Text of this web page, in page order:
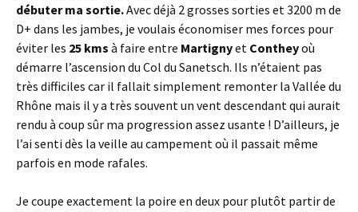
débuter ma sortie.Avec déjà 2 grosses sorties et 3200 m de
D+ dans les jambes, je voulais économiser mes forces pour
éviter les 25 kms à faire entre Martignyet Contheyoù
démarre l’ascension du Col du Sanetsch. Ils n’étaient pas
très difficiles car il fallait simplement remonter la Vallée du
Rhône mais il y a très souvent un vent descendant qui aurait
rendu à coup sûr ma progression assez usante ! D’ailleurs, je
l’ai senti dès la veille au campement où il passait même
parfois en mode rafales.
Je coupe exactement la poire en deux pour plutôt partir de